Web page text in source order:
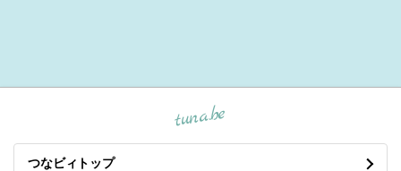
tuna.be
つなビィトップ